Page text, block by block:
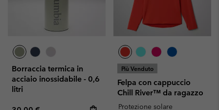
Borraccia termica in
acciaio inossidabile - 0,6
litri
Più Venduto
Felpa con cappuccio
Chill River™ da ragazzo
Protezione solare